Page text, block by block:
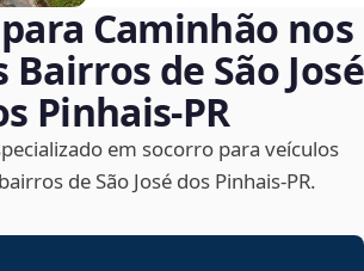
Caminhão nos
de São José
Pinhais‑PR
em socorro para veículos
de São José dos Pinhais‑PR.